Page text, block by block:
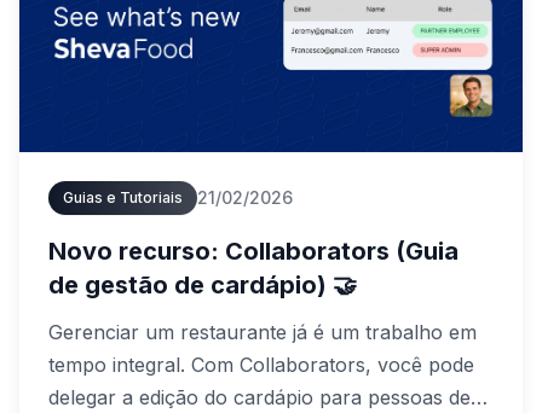
Guias e Tutoriais 21/02/2026
Novo recurso: Collaborators (Guia
de gestão de cardápio) 🤝
Gerenciar um restaurante já é um trabalho em
tempo integral. Com Collaborators, você pode
delegar a edição do cardápio para pessoas de